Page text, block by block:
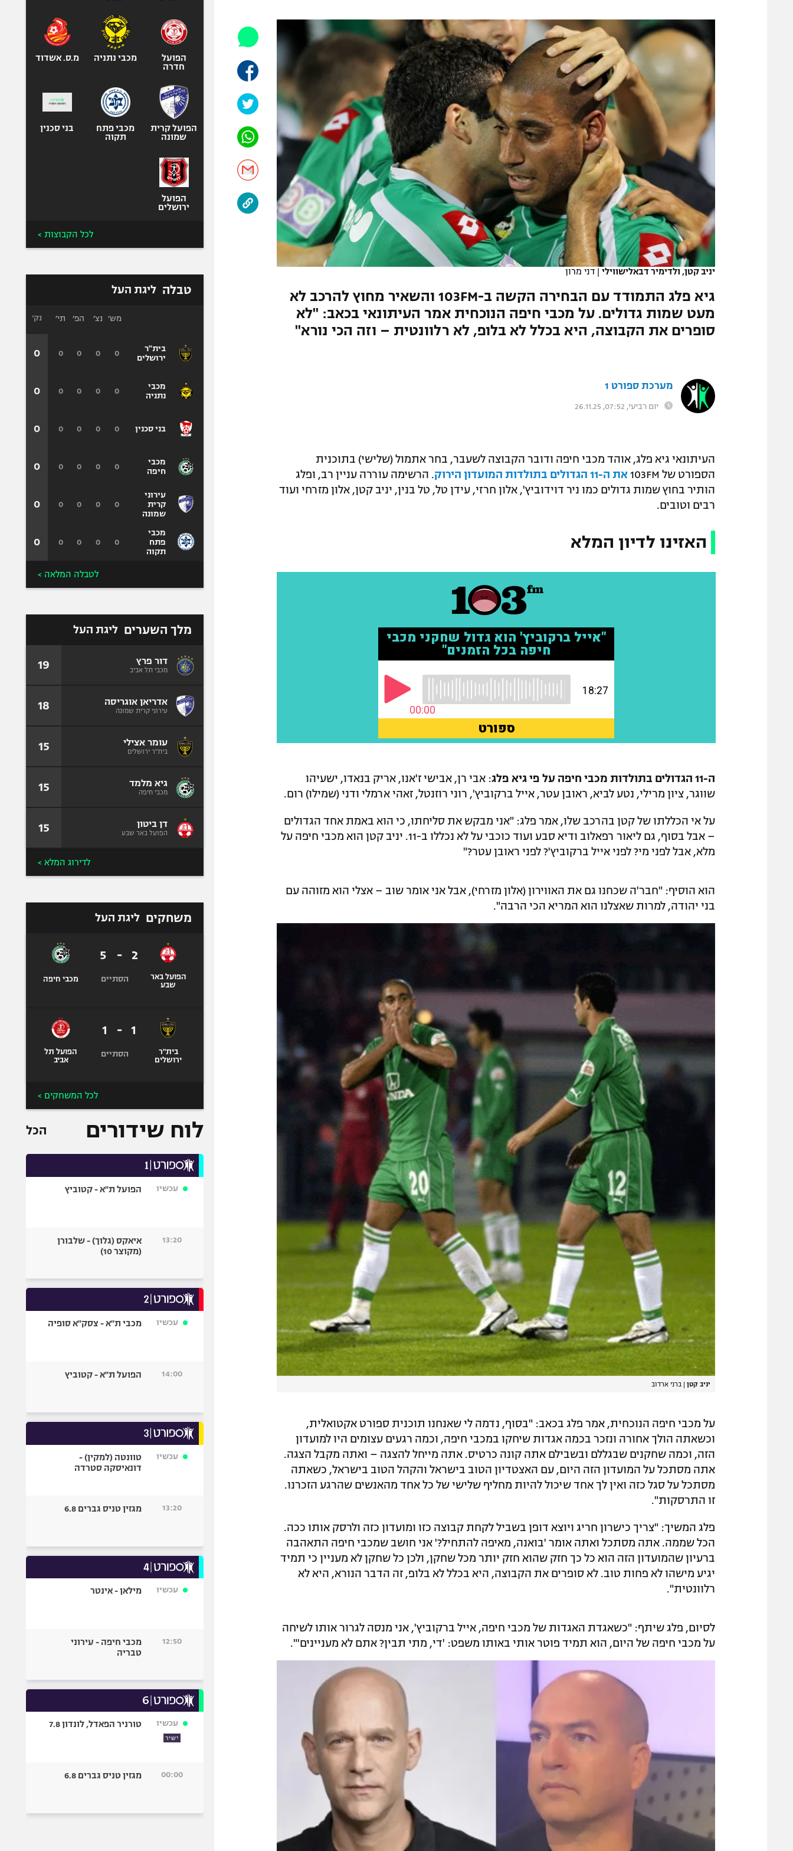
תקנון משתתפים וזוכים בפרסים
תקנון עבור פעילות אלקטרה
תקנון עבור פעילות ספורט 1 – "מרלן"
טניס
גיימינג E-Sports
תנאי שימוש
מדיניות פרטיות
תקנון פעילות ספורט 1
רשיון להקרנה פומבית לבית עסק
הצטרפות לחבילת הערוצים
לוח דרושים – ג'ובנט
המגזין
הפועל תל אביב
הפועל חיפה
הפועל באר שבע
מכבי נתניה
בני יהודה
ליגה סינית
ליגה ברזילאית
ליגות נוספות
אופניים
ספורט מוטורי
כדורמים
בייסבול MLB
ספורט אתגרי
אומנויות לחימה
יניב קטן, ולדימיר דבאלישווילי | דני מרון
גיא פלג התמודד עם הבחירה הקשה ב-103FM והשאיר מחוץ להרכב לא
מעט שמות גדולים. על מכבי חיפה הנוכחית אמר העיתונאי בכאב: "לא
סופרים את הקבוצה, היא בכלל לא בלופ, לא רלוונטית – וזה הכי נורא"
מערכת ספורט 1
יום רביעי, 07:52, 26.11.25
העיתונאי גיא פלג, אוהד מכבי חיפה ודובר הקבוצה לשעבר, בחר אתמול (שלישי) בתוכנית
הספורט של 103FM
את ה-11 הגדולים בתולדות המועדון הירוק
. הרשימה עוררה עניין רב, ופלג
הותיר בחוץ שמות גדולים כמו ניר דוידוביץ', אלון חרזי, עידן טל, טל בנין, יניב קטן, אלון מזרחי ועוד
רבים וטובים.
האזינו לדיון המלא
ה-11 הגדולים בתולדות מכבי חיפה על פי גיא פלג
: אבי רן, אבישי ז'אנו, אריק בנאדו, ישעיהו
שווגר, ציון מרילי, נטע לביא, ראובן עטר, אייל ברקוביץ', רוני רוזנטל, זאהי ארמלי ודני (שמילו) רום.
על אי הכללתו של קטן בהרכב שלו, אמר פלג: "אני מבקש את סליחתו, כי הוא באמת אחד הגדולים
– אבל בסוף, גם ליאור רפאלוב ודיא סבע ועוד כוכבי על לא נכללו ב-11. יניב קטן הוא מכבי חיפה על
מלא, אבל לפני מי? לפני אייל ברקוביץ'? לפני ראובן עטר?"
הוא הוסיף: "חבר'ה שכחנו גם את האווירון (אלון מזרחי), אבל אני אומר שוב – אצלי הוא מזוהה עם
בני יהודה, למרות שאצלנו הוא המריא הכי הרבה".
יניב קטן ברני ארדוב
על מכבי חיפה הנוכחית, אמר פלג בכאב: "בסוף, נדמה לי שאנחנו תוכנית ספורט אקטואלית,
וכשאתה הולך אחורה ונזכר בכמה אגדות שיחקו במכבי חיפה, וכמה רגעים עצומים היו למועדון
הזה, וכמה שחקנים שבגללם ובשבילם אתה קונה כרטיס. אתה מייחל להצגה – ואתה מקבל הצגה.
אתה מסתכל על המועדון הזה היום, עם האצטדיון הטוב בישראל והקהל הטוב בישראל, כשאתה
מסתכל על סגל כזה ואין לך אחד שיכול להיות מחליף שלישי של כל אחד מהאנשים שהרגע הזכרנו.
זו התרסקות".
פלג המשיך: "צריך כישרון חריג ויוצא דופן בשביל לקחת קבוצה כזו ומועדון כזה ולרסק אותו ככה.
הכל שממה. אתה מסתכל ואתה אומר 'בואנה, מאיפה להתחיל?' אני חושב שמכבי חיפה התאהבה
ברעיון שהמועדון הזה הוא כל כך חזק שהוא חזק יותר מכל שחקן, ולכן כל שחקן לא מעניין כי תמיד
יגיע מישהו לא פחות טוב. לא סופרים את הקבוצה, היא בכלל לא בלופ, זה הדבר הנורא, היא לא
רלוונטית".
לסיום, פלג שיתף: "כשאגדת האגדות של מכבי חיפה, אייל ברקוביץ', אני מנסה לגרור אותו לשיחה
על מכבי חיפה של היום, הוא תמיד פוטר אותי באותו משפט: 'די, מתי תבין? אתם לא מעניינים'".
הפועל
חדרה
מכבי נתניה מ.ס. אשדוד
הפועל קרית
שמונה
מכבי פתח
תקוה
בני סכנין
הפועל
ירושלים
לכל הקבוצות >
טבלה ליגת העל
בית"ר
ירושלים
מכבי
נתניה
בני סכנין
מכבי
חיפה
עירוני
קרית
שמונה
מכבי
פתח
תקוה
מש׳ נצ׳ הפ׳ תי׳
0
0
0
0
0
0
0
0
0
0
0
0
0
0
0
0
0
0
0
0
0
0
0
0
נק׳
0
0
0
0
0
0
לטבלה המלאה >
מלך השערים ליגת העל
דור פרץ
מכבי תל אביב 19
אדריאן אוגריסה
עירוני קרית שמונה 18
עומר אצילי
בית"ר ירושלים 15
גיא מלמד
מכבי חיפה 15
דן ביטון
הפועל באר שבע 15
לדירוג המלא >
משחקים ליגת העל
הפועל באר
שבע
2
-
5
הסתיים מכבי חיפה
בית"ר
ירושלים
1
-
1
הסתיים
הפועל תל
אביב
לכל המשחקים >
לוח שידורים הכל
עכשיו הפועל ת"א - קטוביץ
13:20
איאקס (גלוך) - שלבורן
(מקוצר 10)
עכשיו מכבי ת"א - צסק"א סופיה
14:00 הפועל ת"א - קטוביץ
עכשיו
טוונטה (למקין) -
דונאיסקה סטרדה
13:20 מגזין טניס גברים 6.8
עכשיו מילאן - אינטר
12:50
מכבי חיפה - עירוני
טבריה
עכשיו
ישיר
טורניר הפאדל, לונדון 7.8
00:00 מגזין טניס גברים 6.8